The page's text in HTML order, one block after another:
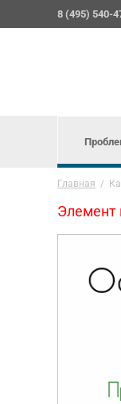
8 (495) 540-
Главная /
Элемент